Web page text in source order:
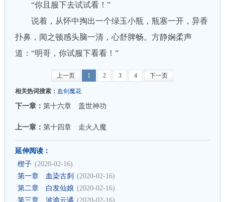
“你且服下去试试看！”
说着，从怀中掏出一个绿玉小瓶，瓶塞一开，异香
扑鼻，闻之顿感头脑一清，心舒脾畅。方静娴柔声
道：“明哥，你试服下看看！”
上一页 1 2 3 4 下一页
相关热词搜索： 血剑魔花
下一章： 第十六章 盖世神功
上一章： 第十四章 走火入魔
延伸阅读：
·楔子 (2020-02-16)
·第一章 血染古刹 (2020-02-16)
·第二章 白发仙娘 (2020-02-16)
·第三章 波诡云谲 (2020-02-16)